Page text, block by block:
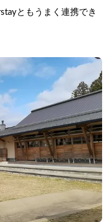
ともうまく連携でき